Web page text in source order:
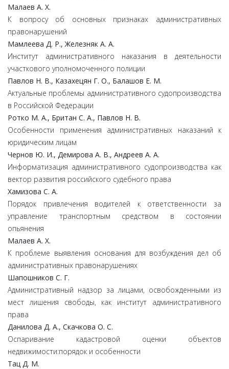
Малаев А. Х.
К вопросу об основных признаках административных
правонарушений
Мамлеева Д. Р., Железняк А. А.
Институт административного наказания в деятельности
участкового уполномоченного полиции
Павлов Н. В., Казахецян Г. О., Балашов Е. М.
Актуальные проблемы административного судопроизводства
в Российской Федерации
Ротко М. А., Британ С. А., Павлов Н. В.
Особенности применения административных наказаний к
юридическим лицам
Чернов Ю. И., Демирова А. В., Андреев А. А.
Информатизация административного судопроизводства как
вектор развития российского судебного права
Хамизова С. А.
Порядок привлечения водителей к ответственности за
управление транспортным средством в состоянии
опьянения
Малаев А. Х.
К проблеме выявления основания для возбуждения дел об
административных правонарушениях
Шапошников С. Г.
Административный надзор за лицами, освобожденными из
мест лишения свободы, как институт административного
права
Данилова Д. А., Скачкова О. С.
Оспаривание кадастровой оценки объектов
недвижимости:порядок и особенности
Тац Д. М.